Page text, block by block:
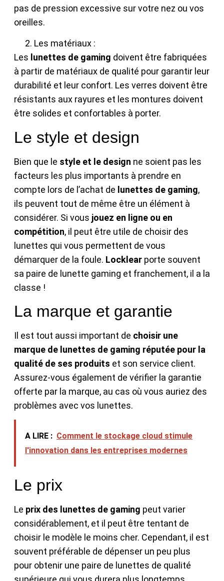
pas de pression excessive sur votre nez ou vos
oreilles.
Les matériaux :
Les lunettes de gaming doivent être fabriquées
à partir de matériaux de qualité pour garantir leur
durabilité et leur confort. Les verres doivent être
résistants aux rayures et les montures doivent
être solides et confortables à porter.
Le style et design
Bien que le style et le design ne soient pas les
facteurs les plus importants à prendre en
compte lors de l’achat de lunettes de gaming,
ils peuvent tout de même être un élément à
considérer. Si vous jouez en ligne ou en
compétition, il peut être utile de choisir des
lunettes qui vous permettent de vous
démarquer de la foule. Locklear porte souvent
sa paire de lunette gaming et franchement, il a la
classe !
La marque et garantie
Il est tout aussi important de choisir une
marque de lunettes de gaming réputée pour la
qualité de ses produits et son service client.
Assurez-vous également de vérifier la garantie
offerte par la marque, au cas où vous auriez des
problèmes avec vos lunettes.
A LIRE : Comment le stockage cloud stimule
l'innovation dans les entreprises modernes
Le prix
Le prix des lunettes de gaming peut varier
considérablement, et il peut être tentant de
choisir le modèle le moins cher. Cependant, il est
souvent préférable de dépenser un peu plus
pour obtenir une paire de lunettes de qualité